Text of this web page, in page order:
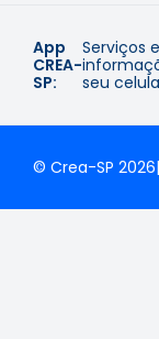
App
CREA-
SP:
Serviços e
seu
© Crea-SP 2026|